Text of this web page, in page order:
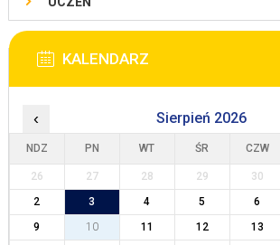
KALENDARZ
‹ Sierpień 2026
NDZ PN WT ŚR CZW
26 27 28 29 30
2
3 4 5 6
9
10 11 12 13